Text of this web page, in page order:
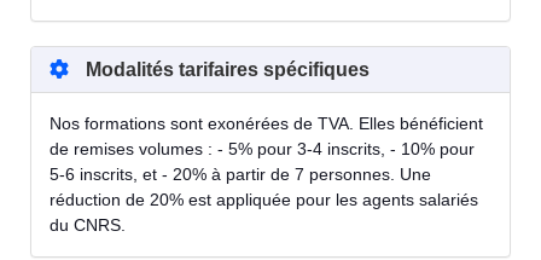
Modalités tarifaires spécifiques
Nos formations sont exonérées de TVA. Elles bénéficient
de remises volumes : - 5% pour 3-4 inscrits, - 10% pour
5-6 inscrits, et - 20% à partir de 7 personnes. Une
réduction de 20% est appliquée pour les agents salariés
du CNRS.